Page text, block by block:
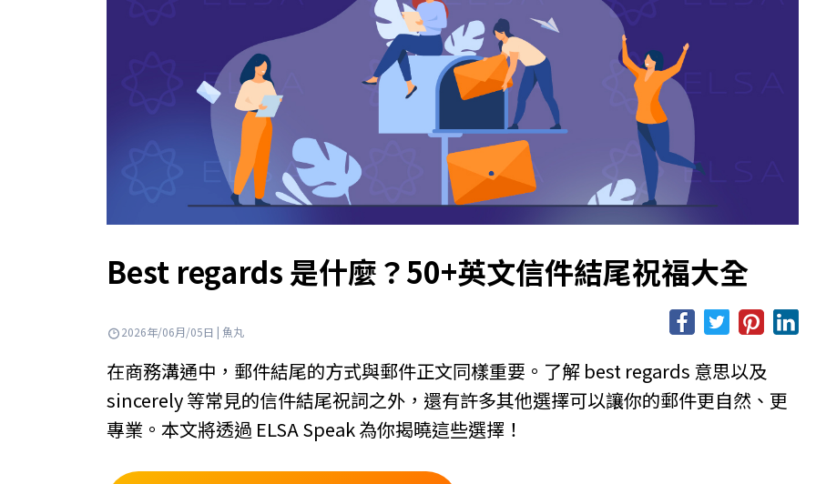
Best regards 是什麼？50+英文信件結尾祝福大全
2026年/06月/05日 | 魚丸
在商務溝通中，郵件結尾的方式與郵件正文同樣重要。了解 best regards 意思以及
sincerely 等常見的信件結尾祝詞之外，還有許多其他選擇可以讓你的郵件更自然、更
專業。本文將透過 ELSA Speak 為你揭曉這些選擇！